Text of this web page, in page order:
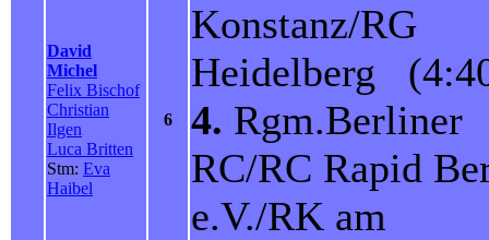
David
Michel
Felix Bischof
Christian
Ilgen
Luca Britten
Stm: Eva
Haibel
6
Konstanz/RG
Heidelberg
4. Rgm.Berliner
RC/RC Rapid
e.V./RK am